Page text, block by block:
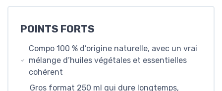
POINTS FORTS
Compo 100 % d’origine naturelle, avec un vrai
mélange d’huiles végétales et essentielles
cohérent
Gros format 250 ml qui dure longtemps,